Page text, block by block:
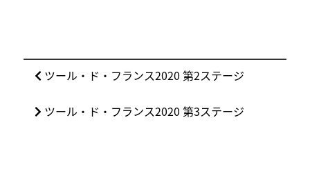
前
投
ツール・ド・フランス2020 第2ステージ
次
ツール・ド・フランス2020 第3ステージ